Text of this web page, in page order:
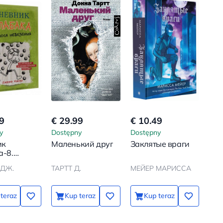
8.
€ 29.99
Dostępny
Маленький друг
ТАРТТ Д.
Kup teraz
€ 10.49
Dostępny
Заклятые враги
МЕЙЕР МАРИССА
Kup teraz